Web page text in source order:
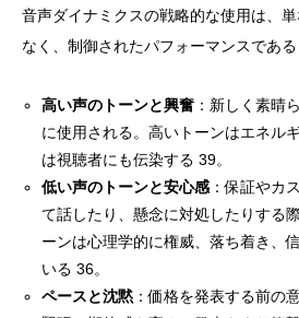
音声ダイナミクスの戦略的な使用は、
なく、制御されたパフォーマンスである
高い声のトーンと興奮 ：新しく素晴
に使用される。高いトーンはエネル
は視聴者にも伝染する 39。
低い声のトーンと安心感 ：保証やカ
て話したり、懸念に対処したりする
ーンは心理学的に権威、落ち着き、
いる 36。
ペースと沈黙 ：価格を発表する前の